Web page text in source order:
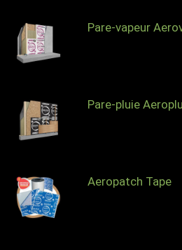
Pare-vapeur
Pare-pluie
Aeropatch Tape